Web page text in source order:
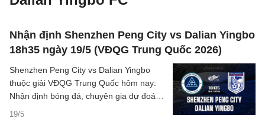
Nhận định Shenzhen Peng City vs Dalian Yingbo
18h35 ngày 19/5 (VĐQG Trung Quốc 2026)
19/5
Shenzhen Peng City vs Dalian Yingbo
thuộc giải VĐQG Trung Quốc hôm nay:
Nhận định bóng đá, chuyên gia dự đoán
kết quả, thông tin phân tích tỷ số trận